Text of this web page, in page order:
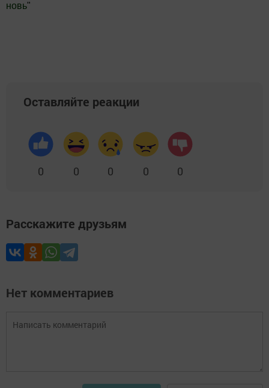
новь"
Оставляйте реакции
0 0 0 0 0
Расскажите друзьям
Нет комментариев